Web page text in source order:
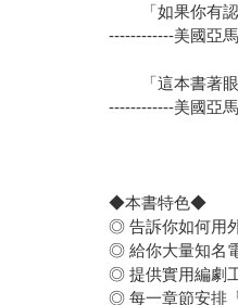
「如果你有認
------------美國亞
「這本書著眼
------------美國亞
◆本書特色◆
◎ 告訴你如何用
◎ 給你大量知名
◎ 提供實用編劇
◎ 每一章節安排